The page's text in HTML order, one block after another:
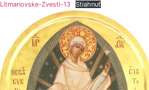
Litmanovske-Zvesti-13
Stiahnuť